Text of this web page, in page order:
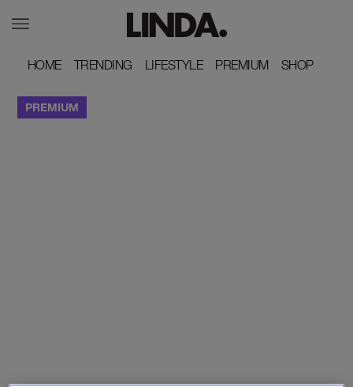
HOME
HOME TRENDING
TRENDING LIFESTYLE
LIFESTYLE PREMIUM
PREMIUM SHOP
SHOP